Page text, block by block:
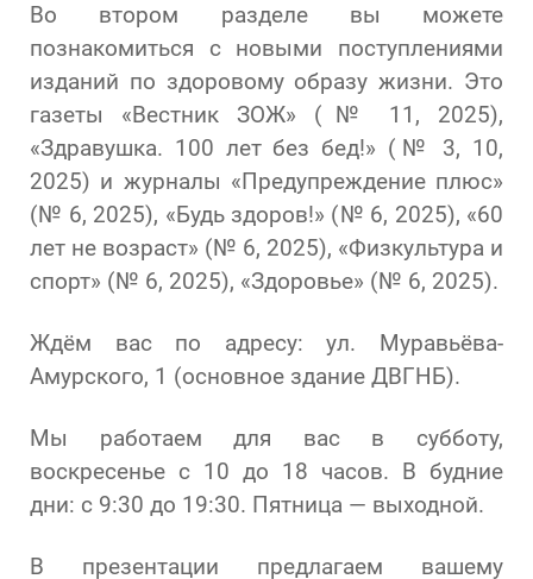
Во втором разделе вы можете
познакомиться с новыми поступлениями
изданий по здоровому образу жизни. Это
газеты «Вестник ЗОЖ» (№ 11, 2025),
«Здравушка. 100 лет без бед!» (№ 3, 10,
2025) и журналы «Предупреждение плюс»
(№ 6, 2025), «Будь здоров!» (№ 6, 2025), «60
лет не возраст» (№ 6, 2025), «Физкультура и
спорт» (№ 6, 2025), «Здоровье» (№ 6, 2025).
Ждём вас по адресу: ул. Муравьёва-
Амурского, 1 (основное здание ДВГНБ).
Мы работаем для вас в субботу,
воскресенье с 10 до 18 часов. В будние
дни: с 9:30 до 19:30. Пятница — выходной.
В презентации предлагаем вашему